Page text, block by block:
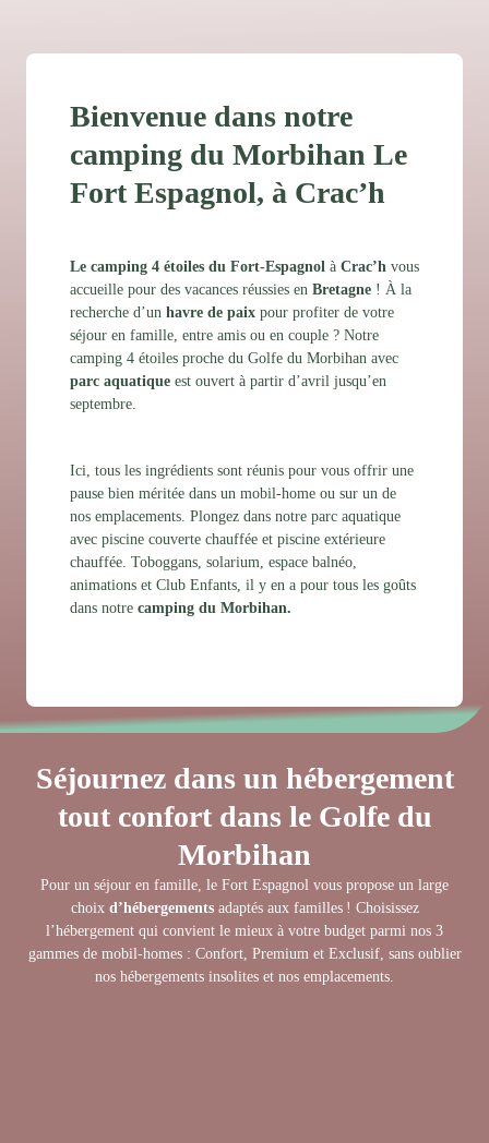
Bienvenue dans notre
camping du Morbihan Le
Fort Espagnol, à Crac’h
Le camping 4 étoiles du Fort-Espagnol à Crac’h vous
accueille pour des vacances réussies en Bretagne ! À la
recherche d’un havre de paix pour profiter de votre
séjour en famille, entre amis ou en couple ? Notre
camping 4 étoiles proche du Golfe du Morbihan avec
parc aquatique est ouvert à partir d’avril jusqu’en
septembre.
Ici, tous les ingrédients sont réunis pour vous offrir une
pause bien méritée dans un mobil-home ou sur un de
nos emplacements. Plongez dans notre parc aquatique
avec piscine couverte chauffée et piscine extérieure
chauffée. Toboggans, solarium, espace balnéo,
animations et Club Enfants, il y en a pour tous les goûts
dans notre camping du Morbihan.
Séjournez dans un hébergement
tout confort dans le Golfe du
Morbihan
Pour un séjour en famille, le Fort Espagnol vous propose un large
choix d’hébergements adaptés aux familles ! Choisissez
l’hébergement qui convient le mieux à votre budget parmi nos 3
gammes de mobil-homes : Confort, Premium et Exclusif, sans oublier
nos hébergements insolites et nos emplacements.